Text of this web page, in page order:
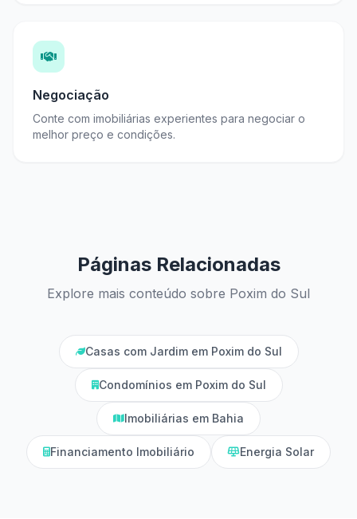
Negociação
Conte com imobiliárias experientes para negociar o
melhor preço e condições.
Páginas Relacionadas
Explore mais conteúdo sobre Poxim do Sul
Casas com Jardim em Poxim do Sul
Condomínios em Poxim do Sul
Imobiliárias em Bahia
Financiamento Imobiliário Energia Solar